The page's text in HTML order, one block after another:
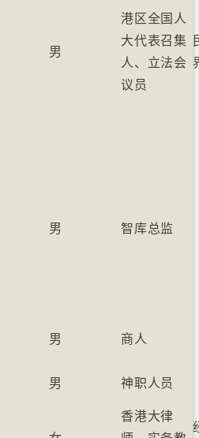
男
港区全国人
大代表召集
人、立法会
议员
男 智库总监
男 商人
男 神职人员
香港大律